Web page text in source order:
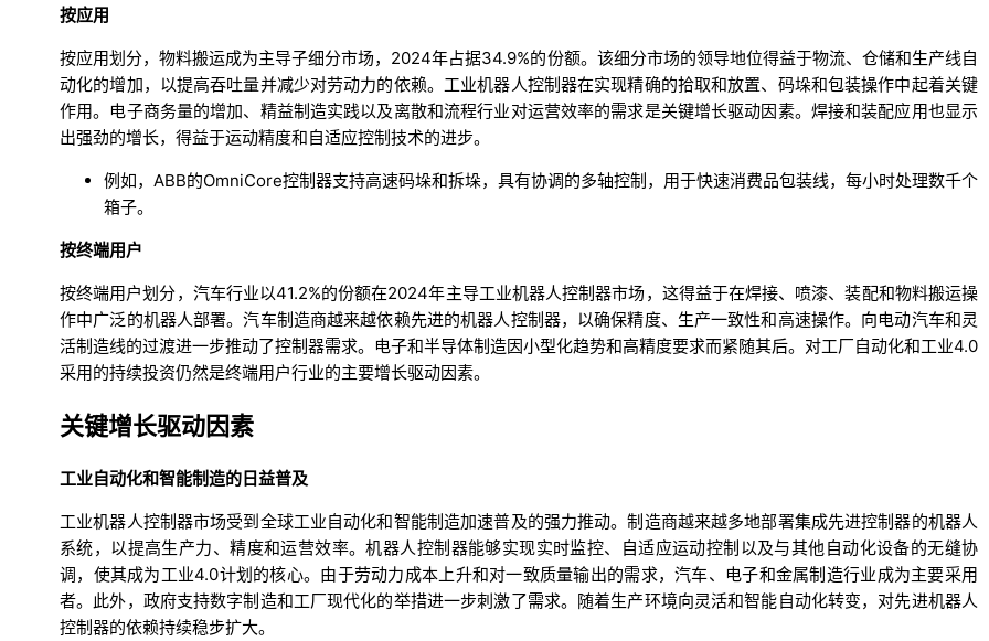
按应用
按应用划分，物料搬运成为主导子细分市场，2024年占据34.9%的份额。该细分市场的领导地位得益于物流、仓储和生产线自
动化的增加，以提高吞吐量并减少对劳动力的依赖。工业机器人控制器在实现精确的拾取和放置、码垛和包装操作中起着关键
作用。电子商务量的增加、精益制造实践以及离散和流程行业对运营效率的需求是关键增长驱动因素。焊接和装配应用也显示
出强劲的增长，得益于运动精度和自适应控制技术的进步。
例如，ABB的OmniCore控制器支持高速码垛和拆垛，具有协调的多轴控制，用于快速消费品包装线，每小时处理数千个
箱子。
按终端用户
按终端用户划分，汽车行业以41.2%的份额在2024年主导工业机器人控制器市场，这得益于在焊接、喷漆、装配和物料搬运操
作中广泛的机器人部署。汽车制造商越来越依赖先进的机器人控制器，以确保精度、生产一致性和高速操作。向电动汽车和灵
活制造线的过渡进一步推动了控制器需求。电子和半导体制造因小型化趋势和高精度要求而紧随其后。对工厂自动化和工业4.0
采用的持续投资仍然是终端用户行业的主要增长驱动因素。
关键增长驱动因素
工业自动化和智能制造的日益普及
工业机器人控制器市场受到全球工业自动化和智能制造加速普及的强力推动。制造商越来越多地部署集成先进控制器的机器人
系统，以提高生产力、精度和运营效率。机器人控制器能够实现实时监控、自适应运动控制以及与其他自动化设备的无缝协
调，使其成为工业4.0计划的核心。由于劳动力成本上升和对一致质量输出的需求，汽车、电子和金属制造行业成为主要采用
者。此外，政府支持数字制造和工厂现代化的举措进一步刺激了需求。随着生产环境向灵活和智能自动化转变，对先进机器人
控制器的依赖持续稳步扩大。